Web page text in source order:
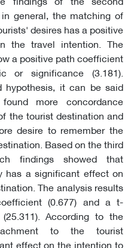
general, the matching of
desires has a positive
the travel intention. The
a positive path coefficient
or significance (3.181).
it can be said
more concordance
the tourist destination and
desire to remember the
Based on the third
findings showed that
has a significant effect on
The analysis results
(0.677) and a t-
According to the
to the tourist
effect on the intention to